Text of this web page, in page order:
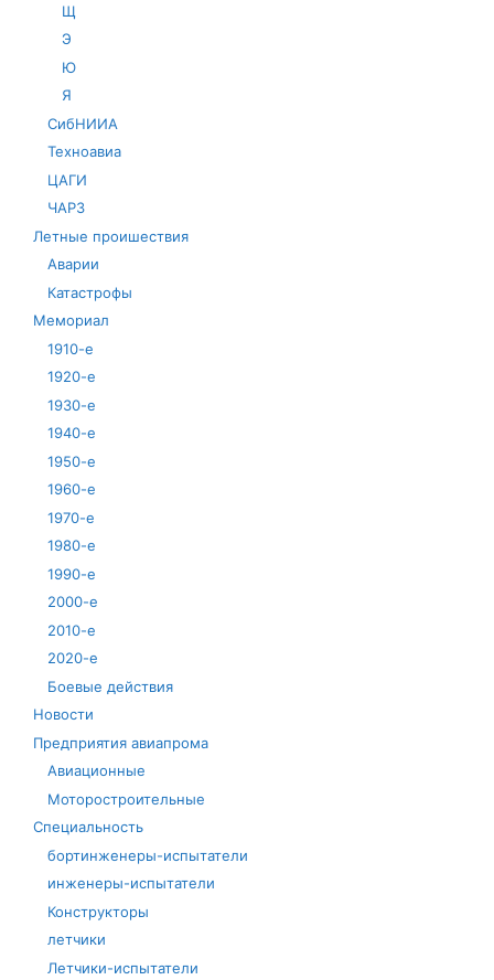
Щ
Э
Ю
Я
СибНИИА
Техноавиа
ЦАГИ
ЧАРЗ
Летные проишествия
Аварии
Катастрофы
Мемориал
1910-е
1920-е
1930-е
1940-е
1950-е
1960-е
1970-е
1980-е
1990-е
2000-е
2010-е
2020-е
Боевые действия
Новости
Предприятия авиапрома
Авиационные
Моторостроительные
Специальность
бортинженеры-испытатели
инженеры-испытатели
Конструкторы
летчики
Летчики-испытатели